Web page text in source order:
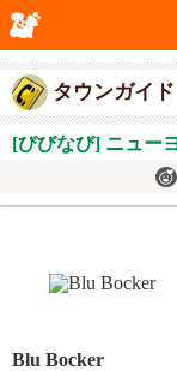
タウンガイド
[びびなび] ニュー
Blu Bocker